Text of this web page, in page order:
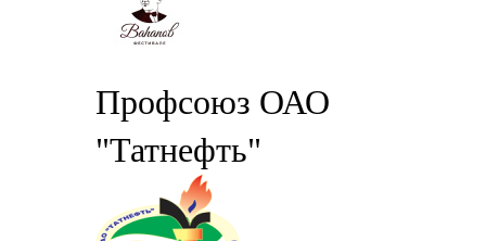
Профсоюз ОАО
"Татнефть"